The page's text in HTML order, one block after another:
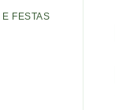
FESTAS